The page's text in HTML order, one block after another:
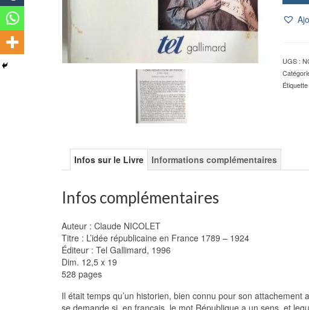
1789
-
1924
UGS :
Étiquette
Infos sur le Livre Informations complémentaires
Infos complémentaires
Auteur : Claude NICOLET
Titre : L’idée républicaine en France 1789 – 1924
Éditeur : Tel Gallimard, 1996
Dim. 12,5 x 19
528 pages
Il était temps qu’un historien, bien connu pour son
se demande si, en français, le mot République a un sens, et